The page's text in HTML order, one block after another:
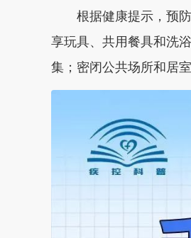
根据健康提示，预防
享玩具、共用餐具和洗
集；密闭公共场所和居